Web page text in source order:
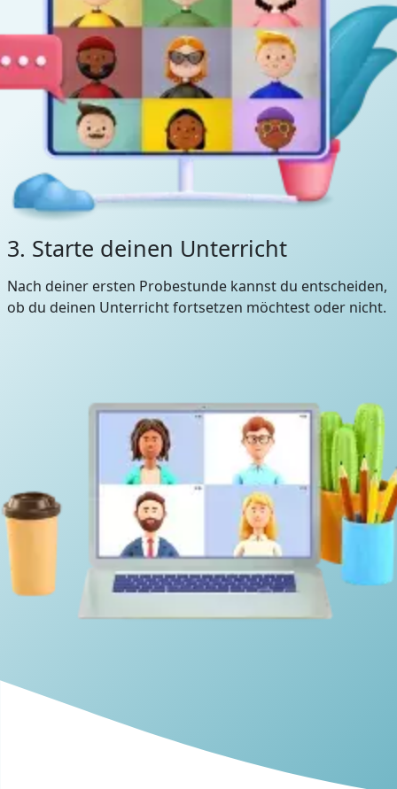
3. Starte deinen Unterricht
Nach deiner ersten Probestunde kannst du entscheiden,
ob du deinen Unterricht fortsetzen möchtest oder nicht.